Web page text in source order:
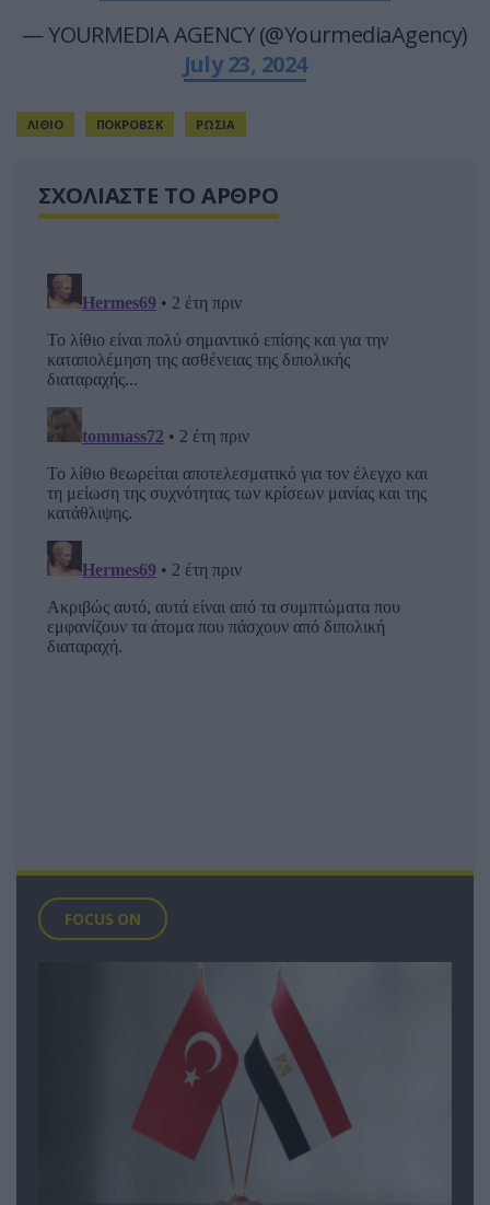
— YOURMEDIA AGENCY (@YourmediaAgency)
July 23, 2024
ΛΙΘΙΟ ΠΟΚΡΟΒΣΚ ΡΩΣΙΑ
ΣΧΟΛΙΑΣΤΕ ΤΟ ΑΡΘΡΟ
FOCUS ON